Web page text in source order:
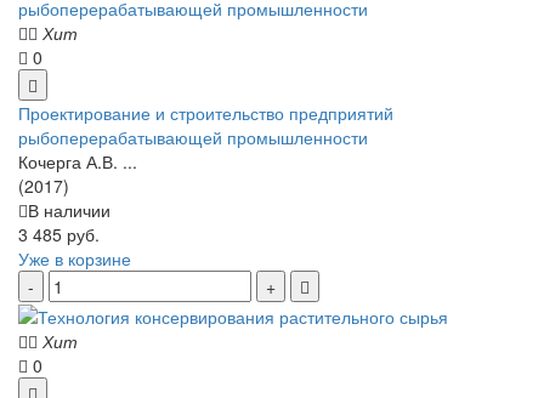
Хит
0
Проектирование и строительство предприятий
рыбоперерабатывающей промышленности
Кочерга А.В. ...
(2017)
В наличии
3 485 руб.
Уже в корзине
Хит
0